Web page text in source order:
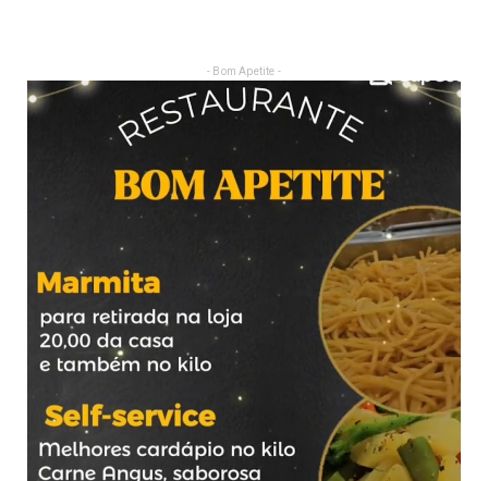
- Bom Apetite -